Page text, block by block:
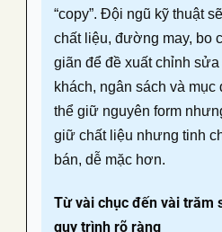
“copy”. Đội ngũ kỹ thuật
chất liệu, đường may, bo
giãn để đề xuất chỉnh
khách, ngân sách và
thể giữ nguyên form
giữ chất liệu nhưng tinh
bán, dễ mặc hơn.
Từ vài chục đến vài trăm
quy trình rõ ràng